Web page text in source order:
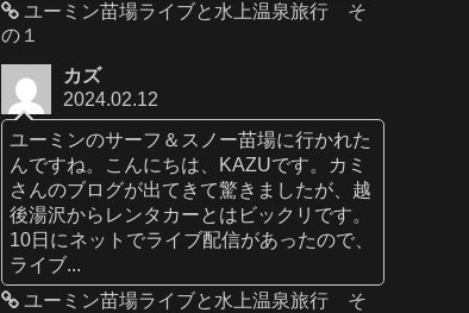
ユーミン苗場ライブと水上温泉旅行 そ
の１
カズ
2024.02.12
ユーミンのサーフ＆スノー苗場に行かれた
んですね。こんにちは、KAZUです。カミ
さんのブログが出てきて驚きましたが、越
後湯沢からレンタカーとはビックリです。
10日にネットでライブ配信があったので、
ライブ...
ユーミン苗場ライブと水上温泉旅行 そ